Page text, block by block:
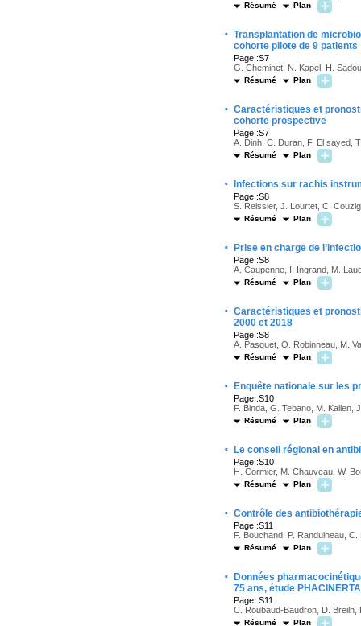
Résumé Plan
· Transplantation de
cohorte pilote de 9 patients
Page :S7
G. Cheminet, N. Kapel, H.
Résumé Plan
· Caractéristiques et
cohorte prospective
Page :S7
A. Dinh, C. Duran, F. El sayed,
Résumé Plan
· Infections sur rachis
Page :S8
S. Reissier, J. Lourtet, C.
Résumé Plan
· Prise en charge de
Page :S8
A. Caupenne, I. Ingrand, M.
Résumé Plan
· Caractéristiques et
2000 et 2018
Page :S8
A. Pasquet, O. Robinneau, M.
Résumé Plan
· Enquête nationale sur les
Page :S10
F. Binda, G. Tebano, M. Kallen,
Résumé Plan
· Le conseil régional en
Page :S10
H. Cormier, M. Chauveau, W.
Résumé Plan
· Contrôle des
Page :S11
F. Bouchand, P. Randuineau,
Résumé Plan
·
Données
75 ans, étude PHACINERTA
Page :S11
C. Roubaud-Baudron, D.
Résumé Plan